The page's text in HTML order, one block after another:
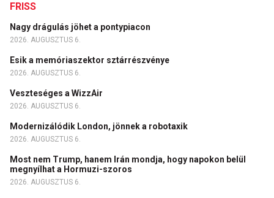
FRISS
Nagy drágulás jöhet a pontypiacon
2026. AUGUSZTUS 6.
Esik a memóriaszektor sztárrészvénye
2026. AUGUSZTUS 6.
Veszteséges a WizzAir
2026. AUGUSZTUS 6.
Modernizálódik London, jönnek a robotaxik
2026. AUGUSZTUS 6.
Most nem Trump, hanem Irán mondja, hogy napokon belül
megnyílhat a Hormuzi-szoros
2026. AUGUSZTUS 6.